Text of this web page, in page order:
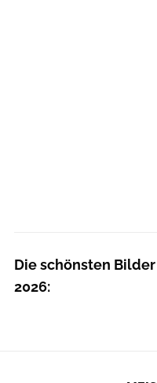
Die schönsten
2026: